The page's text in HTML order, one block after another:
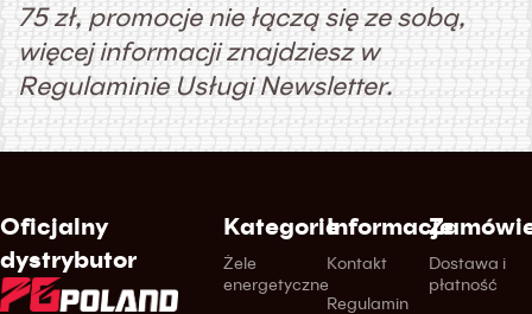
75 zł, promocje nie łączą się ze sobą,
więcej informacji znajdziesz w
Regulaminie Usługi Newsletter.
Oficjalny
dystrybutor
Kategorie
Żele
energetyczne
Informacje
Kontakt
Regulamin
Dostawa i
płatność